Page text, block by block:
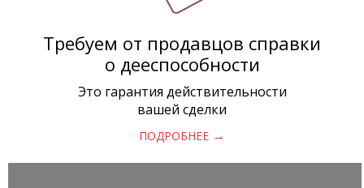
Требуем от продавцов справки
о дееспособности
Это гарантия действительности
вашей сделки
ПОДРОБНЕЕ →